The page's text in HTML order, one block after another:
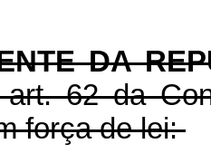
DA
62 da
força de lei: